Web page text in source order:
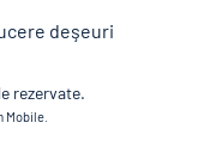
deşeuri
rezervate.
Mobile.